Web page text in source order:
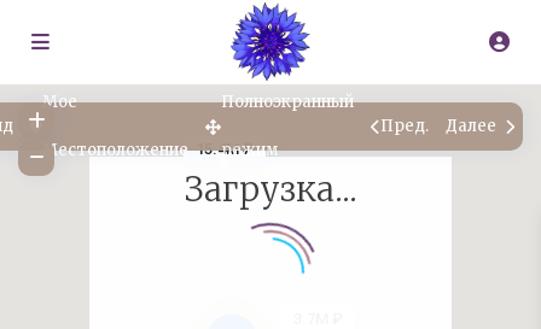
15.4M ₽
Загрузка...
Мое
Местоположение
Полноэкранный
режим
Пред. Далее